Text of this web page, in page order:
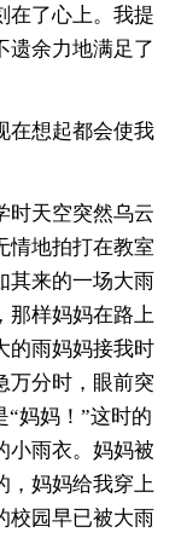
在了心上。我提
遗余力地满足了
想起都会使我
天空突然乌云
情地拍打在教室
其来的一场大雨
那样妈妈在路上
的雨妈妈接我时
分时，眼前突
“妈妈！”这时的
小雨衣。妈妈被
，妈妈给我穿上
校园早已被大雨